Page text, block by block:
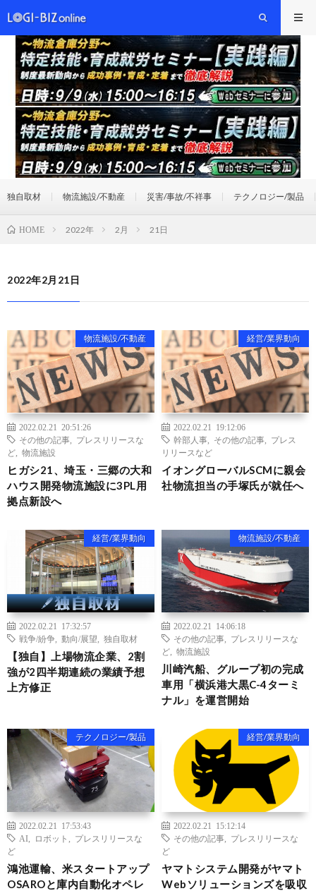
独自取材 物流施設/不動産 災害/事故/不祥事 テクノロジー/製品
HOME 2022年 2月 21日
2022年2月21日
物流施設/不動産
2022.02.21 20:51:26
その他の記事
プレスリリースな
ど
物流施設
ヒガシ21、埼玉・三郷の大和
ハウス開発物流施設に3PL用
拠点新設へ
経営/業界動向
2022.02.21 19:12:06
幹部人事
その他の記事
プレス
リリースなど
イオングローバルSCMに親会
社物流担当の手塚氏が就任へ
経営/業界動向
2022.02.21 17:32:57
戦争/紛争
動向/展望 独自取材
【独自】上場物流企業、2割
強が2四半期連続の業績予想
上方修正
物流施設/不動産
2022.02.21 14:06:18
その他の記事
プレスリリースな
ど
物流施設
川崎汽船、グループ初の完成
車用「横浜港大黒C-4ターミ
ナル」を運営開始
テクノロジー/製品
2022.02.21 17:53:43
AI
ロボット
プレスリリースな
ど
鴻池運輸、米スタートアップ
OSAROと庫内自動化オペレ
経営/業界動向
2022.02.21 15:12:14
その他の記事
プレスリリースな
ど
ヤマトシステム開発がヤマト
Webソリューションズを吸収